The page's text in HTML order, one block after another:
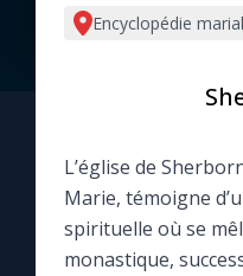
L'actualité de la
La chaîne Youtube
La newsletter
Encyclopédie
L’église de
Marie, témoigne
spirituelle où se
monastique,